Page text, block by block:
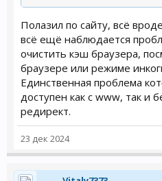
Полазил по сайту, всё
всё ещё наблюдается
очистить кэш браузера,
браузере или режиме
Единственная проблема
доступен как с www, так и
редирект.
23 дек 2024